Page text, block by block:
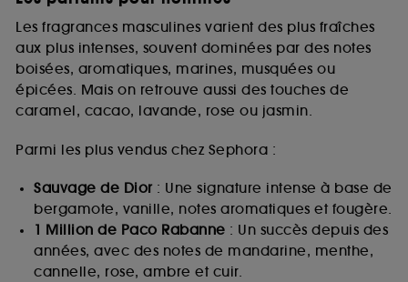
Les fragrances masculines varient des plus fraîches
aux plus intenses, souvent dominées par des notes
boisées, aromatiques, marines, musquées ou
épicées. Mais on retrouve aussi des touches de
caramel, cacao, lavande, rose ou jasmin.
Parmi les plus vendus chez Sephora :
Sauvage de Dior: Une signature intense à base de
bergamote, vanille, notes aromatiques et fougère.
1 Million de Paco Rabanne : Un succès depuis des
années, avec des notes de mandarine, menthe,
cannelle, rose, ambre et cuir.